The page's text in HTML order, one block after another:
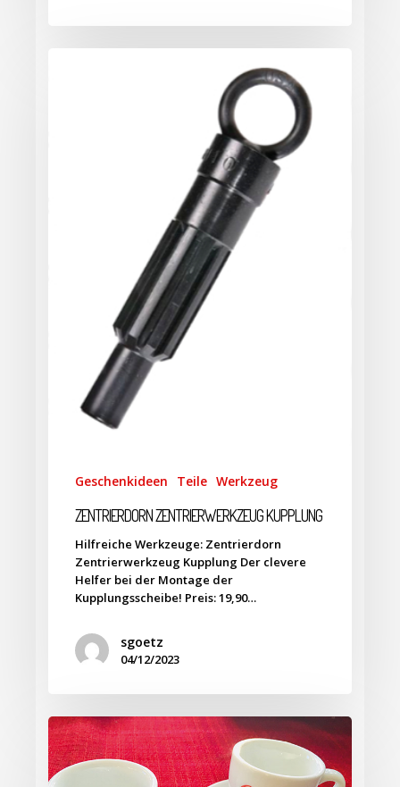
Geschenkideen Teile Werkzeug
ZENTRIERDORN ZENTRIERWERKZEUG KUPPLUNG
Hilfreiche Werkzeuge: Zentrierdorn
Zentrierwerkzeug Kupplung Der clevere
Helfer bei der Montage der
Kupplungsscheibe! Preis: 19,90…
sgoetz
04/12/2023